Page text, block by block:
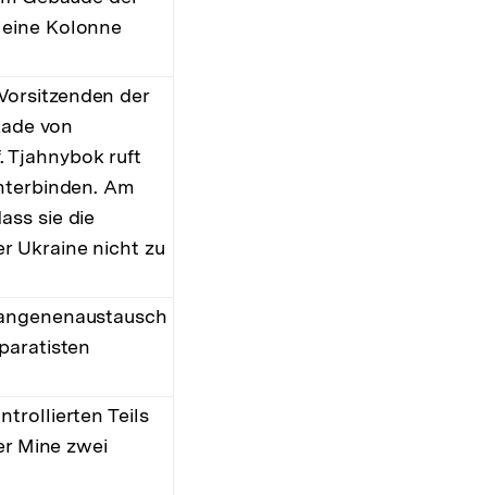
Kolonne
der
von
Tjahnybok ruft
Am
sie die
Ukraine nicht zu
Teils
Mine zwei